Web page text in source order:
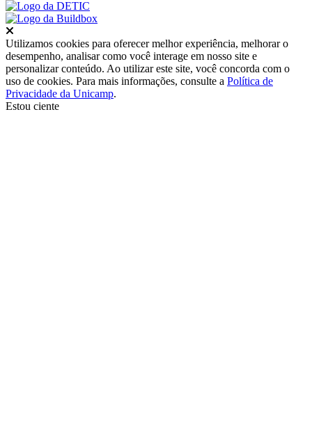
Utilizamos cookies para oferecer melhor experiência, melhorar o
desempenho, analisar como você interage em nosso site e
personalizar conteúdo. Ao utilizar este site, você concorda com o
uso de cookies. Para mais informações, consulte a Política de
Privacidade da Unicamp.
Estou ciente